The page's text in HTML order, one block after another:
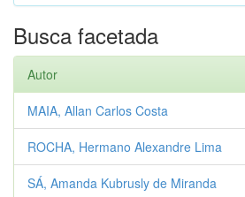
Busca facetada
Autor
MAIA, Allan Carlos Costa
ROCHA, Hermano Alexandre Lima
SÁ, Amanda Kubrusly de Miranda